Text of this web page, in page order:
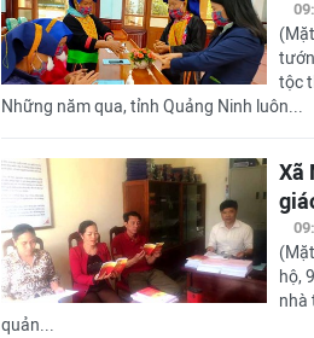
tộc
Những năm qua, tỉnh Quảng Ninh luôn...
Xã
hộ,
nhà
quản...